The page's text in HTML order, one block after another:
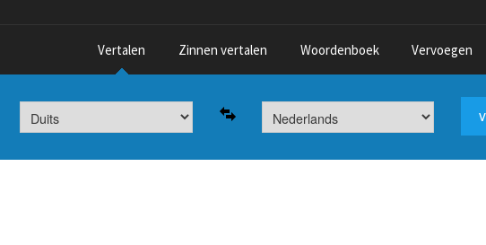
Vertalen Zinnen vertalen Woordenboek Vervoegen